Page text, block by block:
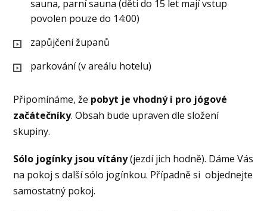
sauna, parní sauna (děti do 15 let mají vstup
povolen pouze do 14:00)
zapůjčení županů
parkování (v areálu hotelu)
Připomínáme, že pobyt je vhodný i pro jógové
začátečníky. Obsah bude upraven dle složení
skupiny.
Sólo jogínky jsou vítány(jezdí jich hodně). Dáme Vás
na pokoj s další sólo jogínkou. Případně si objednejte
samostatný pokoj.